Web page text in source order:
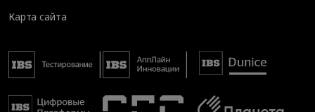
Карта сайта